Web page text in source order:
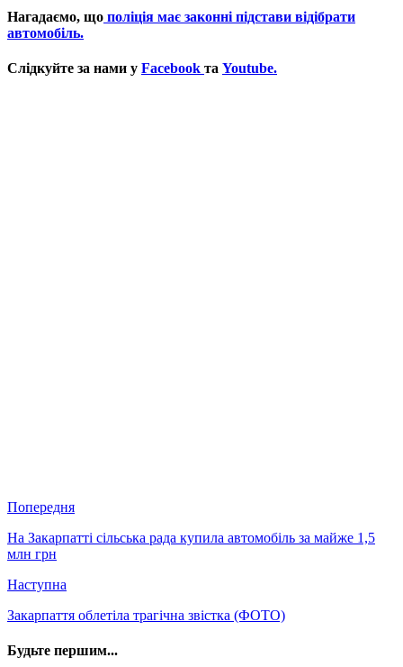
Нагадаємо, що поліція має законні підстави відібрати
автомобіль.
Слідкуйте за нами у Facebook та Youtube.
Попередня
На Закарпатті сільська рада купила автомобіль за майже 1,5
млн грн
Наступна
Закарпаття облетіла трагічна звістка (ФОТО)
Будьте першим...